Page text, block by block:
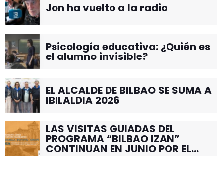
Jon ha vuelto a la radio
Psicología educativa: ¿Quién es
el alumno invisible?
EL ALCALDE DE BILBAO SE SUMA A
IBILALDIA 2026
LAS VISITAS GUIADAS DEL
PROGRAMA “BILBAO IZAN”
CONTINUAN EN JUNIO POR EL